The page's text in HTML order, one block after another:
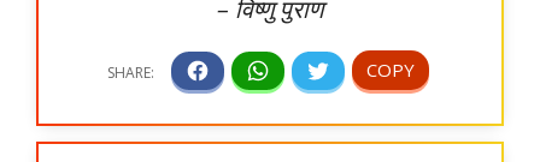
– विष्णु पुराण